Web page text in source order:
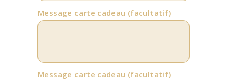
Message carte cadeau (facultatif)
Message carte cadeau (facultatif)